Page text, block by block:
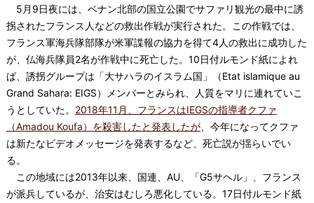
5月9日夜には、ベナン北部の国立公園でサファリ観光の最中に誘
拐されたフランス人などの救出作戦が実行された。この作戦では、
フランス軍海兵隊部隊が米軍諜報の協力を得て4人の救出に成功した
が、仏海兵隊員2名が作戦中に死亡した。10日付ルモンド紙によれ
ば、誘拐グループは「大サハラのイスラム国」（Etat islamique au
Grand Sahara: EIGS）メンバーとみられ、人質をマリに連れていこ
うとしていた。 2018年11月、フランスはIEGSの指導者クファ
（Amadou Koufa）を殺害したと発表したが、今年になってクファ
は新たなビデオメッセージを発表するなど、死亡説が揺らいでい
る。
この地域には2013年以来、国連、AU、「G5サヘル」、フランス
が派兵しているが、治安はむしろ悪化している。17日付ルモンド紙